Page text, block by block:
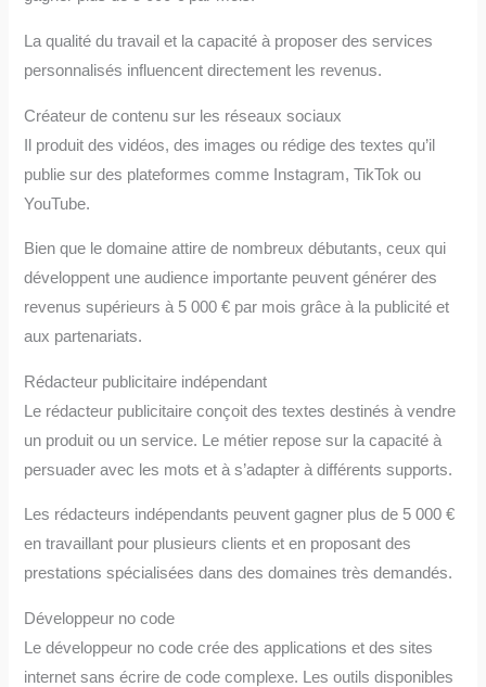
La qualité du travail et la capacité à proposer des services
personnalisés influencent directement les revenus.
Créateur de contenu sur les réseaux sociaux
Il produit des vidéos, des images ou rédige des textes qu’il
publie sur des plateformes comme Instagram, TikTok ou
YouTube.
Bien que le domaine attire de nombreux débutants, ceux qui
développent une audience importante peuvent générer des
revenus supérieurs à 5 000 € par mois grâce à la publicité et
aux partenariats.
Rédacteur publicitaire indépendant
Le rédacteur publicitaire conçoit des textes destinés à vendre
un produit ou un service. Le métier repose sur la capacité à
persuader avec les mots et à s’adapter à différents supports.
Les rédacteurs indépendants peuvent gagner plus de 5 000 €
en travaillant pour plusieurs clients et en proposant des
prestations spécialisées dans des domaines très demandés.
Développeur no code
Le développeur no code crée des applications et des sites
internet sans écrire de code complexe. Les outils disponibles